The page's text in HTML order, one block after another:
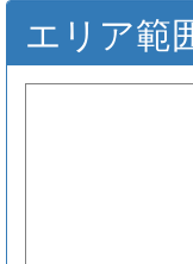
エリア範